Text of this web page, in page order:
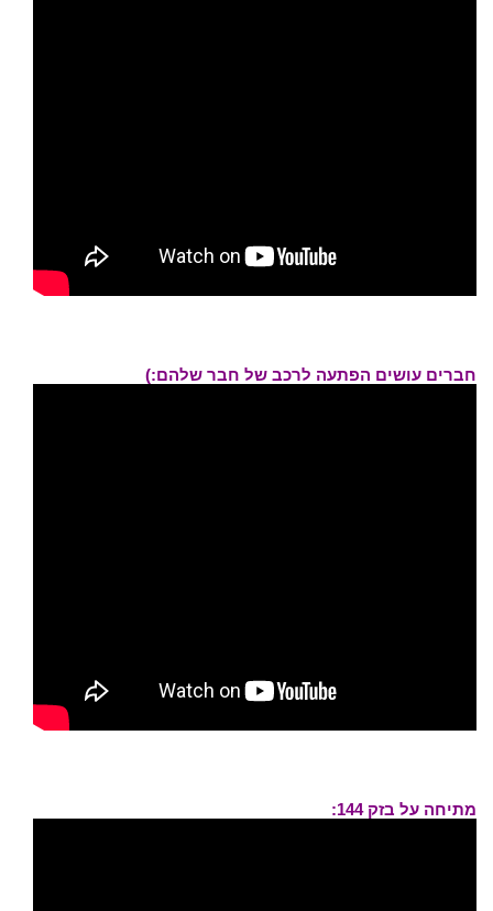
חברים עושים הפתעה לרכב של חבר שלהם:)
מתיחה על בזק 144: